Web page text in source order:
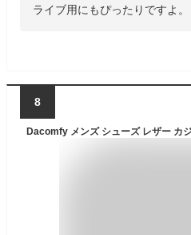
ライブ用にもぴったりですよ。
8